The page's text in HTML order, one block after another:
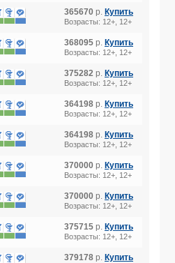
365670 р. Купить
Возрасты: 12+, 12+
368095 р. Купить
Возрасты: 12+, 12+
375282 р. Купить
Возрасты: 12+, 12+
364198 р. Купить
Возрасты: 12+, 12+
364198 р. Купить
Возрасты: 12+, 12+
370000 р. Купить
Возрасты: 12+, 12+
370000 р. Купить
Возрасты: 12+, 12+
375715 р. Купить
Возрасты: 12+, 12+
379178 р. Купить